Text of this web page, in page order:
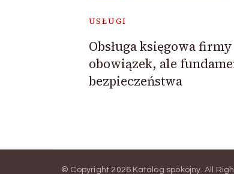
USŁUGI
Obsługa księgowa
obowiązek, ale
bezpieczeństwa
© Copyright 2026 Katalog spokojny. All